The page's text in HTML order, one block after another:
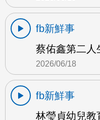
fb新鮮事
蔡佑鑫第二人
2026/06/18
fb新鮮事
林瑩貞幼兒教